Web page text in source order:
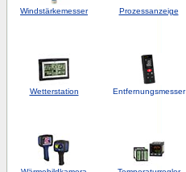
Windstärkemesser Prozessanzeige
Wetterstation Entfernungsmesser